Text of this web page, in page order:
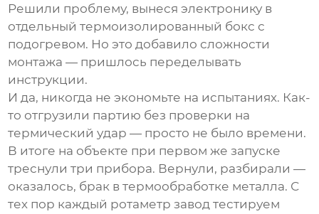
Решили проблему, вынеся электронику в
отдельный термоизолированный бокс с
подогревом. Но это добавило сложности
монтажа — пришлось переделывать
инструкции.
И да, никогда не экономьте на испытаниях. Как-
то отгрузили партию без проверки на
термический удар — просто не было времени.
В итоге на объекте при первом же запуске
треснули три прибора. Вернули, разбирали —
оказалось, брак в термообработке металла. С
тех пор каждый ротаметр завод тестируем